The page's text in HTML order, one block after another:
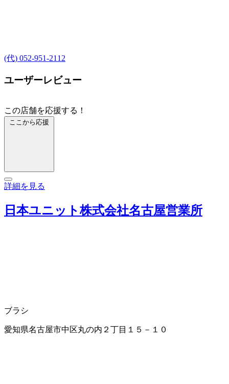
(代) 052-951-2112
ユーザーレビュー
この店舗を応援する！
ここから応援
詳細を見る
日本ユニット株式会社名古屋営業所
ブラシ
愛知県名古屋市中区丸の内２丁目１５－１０